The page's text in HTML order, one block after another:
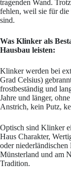
tragenden Wand.
fehlen, weil sie für
sind.
Was Klinker als
Hausbau leisten:
Klinker werden bei
Grad Celsius)
frostbeständig und
Jahre und länger,
Anstrich, kein Putz,
Optisch sind Klinker
Haus Charakter,
oder
Münsterland und am
Tradition.